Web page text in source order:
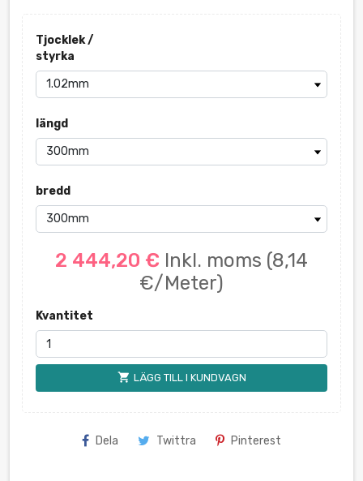
Tjocklek /
styrka
längd
bredd
2 444,20 € Inkl. moms (8,14
€/Meter)
Kvantitet
shopping_cart LÄGG TILL I KUNDVAGN
Dela Twittra Pinterest